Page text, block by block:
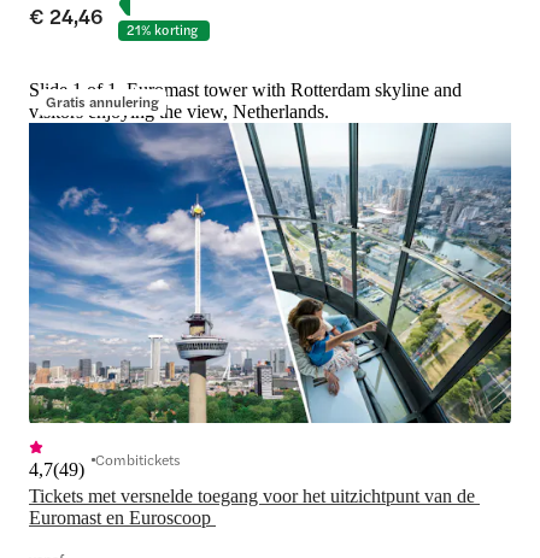
€ 24,46 21% korting
Gratis annulering
Slide 1 of 1, Euromast tower with Rotterdam skyline and
visitors enjoying the view, Netherlands.
Tickets met versnelde toegang voor het uitzichtpunt van de
4,7(49) Combitickets